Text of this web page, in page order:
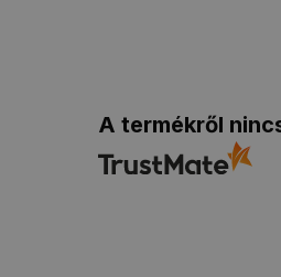
A termékről